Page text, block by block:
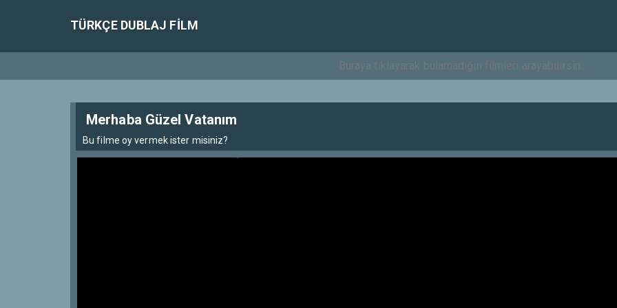
TÜRKÇE DUBLAJ FILM
Merhaba Güzel Vatanım
Bu filme oy vermek ister misiniz?